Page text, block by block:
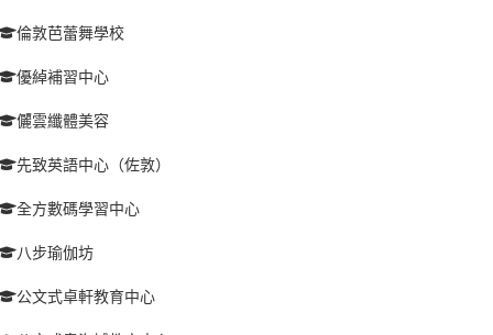
倫敦芭蕾舞學校
優綽補習中心
儷雲纖體美容
先致英語中心（佐敦）
全方數碼學習中心
八步瑜伽坊
公文式卓軒教育中心